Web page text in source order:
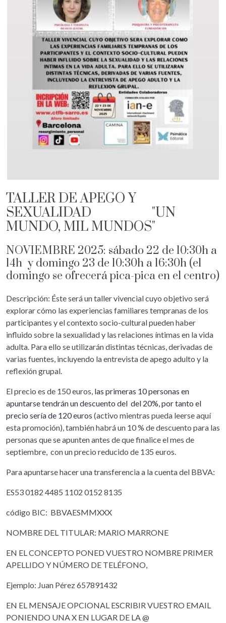
TALLER DE APEGO Y
SEXUALIDAD "UN
MUNDO, MIL MUNDOS"
NOVIEMBRE 2025: sábado 22 de 10:30h a
14h y domingo 23 de 10:30h a 16:30h (el
domingo se ofrecerá pica-pica en el centro)
Descripción: Éste será un taller vivencial cuyo objetivo será
explorar cómo las experiencias familiares tempranas de los
participantes y el contexto socio-cultural pueden haber
influido sobre la sexualidad y las relaciones íntimas en la vida
adulta. Para ello se utilizarán distintas técnicas, derivadas de
varias fuentes, incluyendo la entrevista de apego adulto y la
reflexión grupal.
El precio es de 150 euros, las primeras 10 personas en
apuntarse tendrán un descuento del del 20%, por tanto el
precio sería de 120 euros (activo mientras pueda leerse aquí
esta promoción), también habrá un 10 % de descuento para las
personas que se apunten antes de que finalice el mes de
septiembre, con un precio reducido de 135 euros.
Para apuntarse hacer una transferencia a la cuenta del BBVA:
ES53 0182 4485 1102 0152 8135
código BIC: BBVAESMMXXX
NOMBRE DEL TITULAR: MARIO MARRONE
EN EL CONCEPTO PONED VUESTRO NOMBRE PRIMER
APELLIDO Y NÚMERO DE TELÉFONO,
Ejemplo: Juan Pérez 657891432
EN EL MENSAJE OPCIONAL ESCRIBIR VUESTRO EMAIL
PONIENDO UNA X EN LUGAR DE LA @